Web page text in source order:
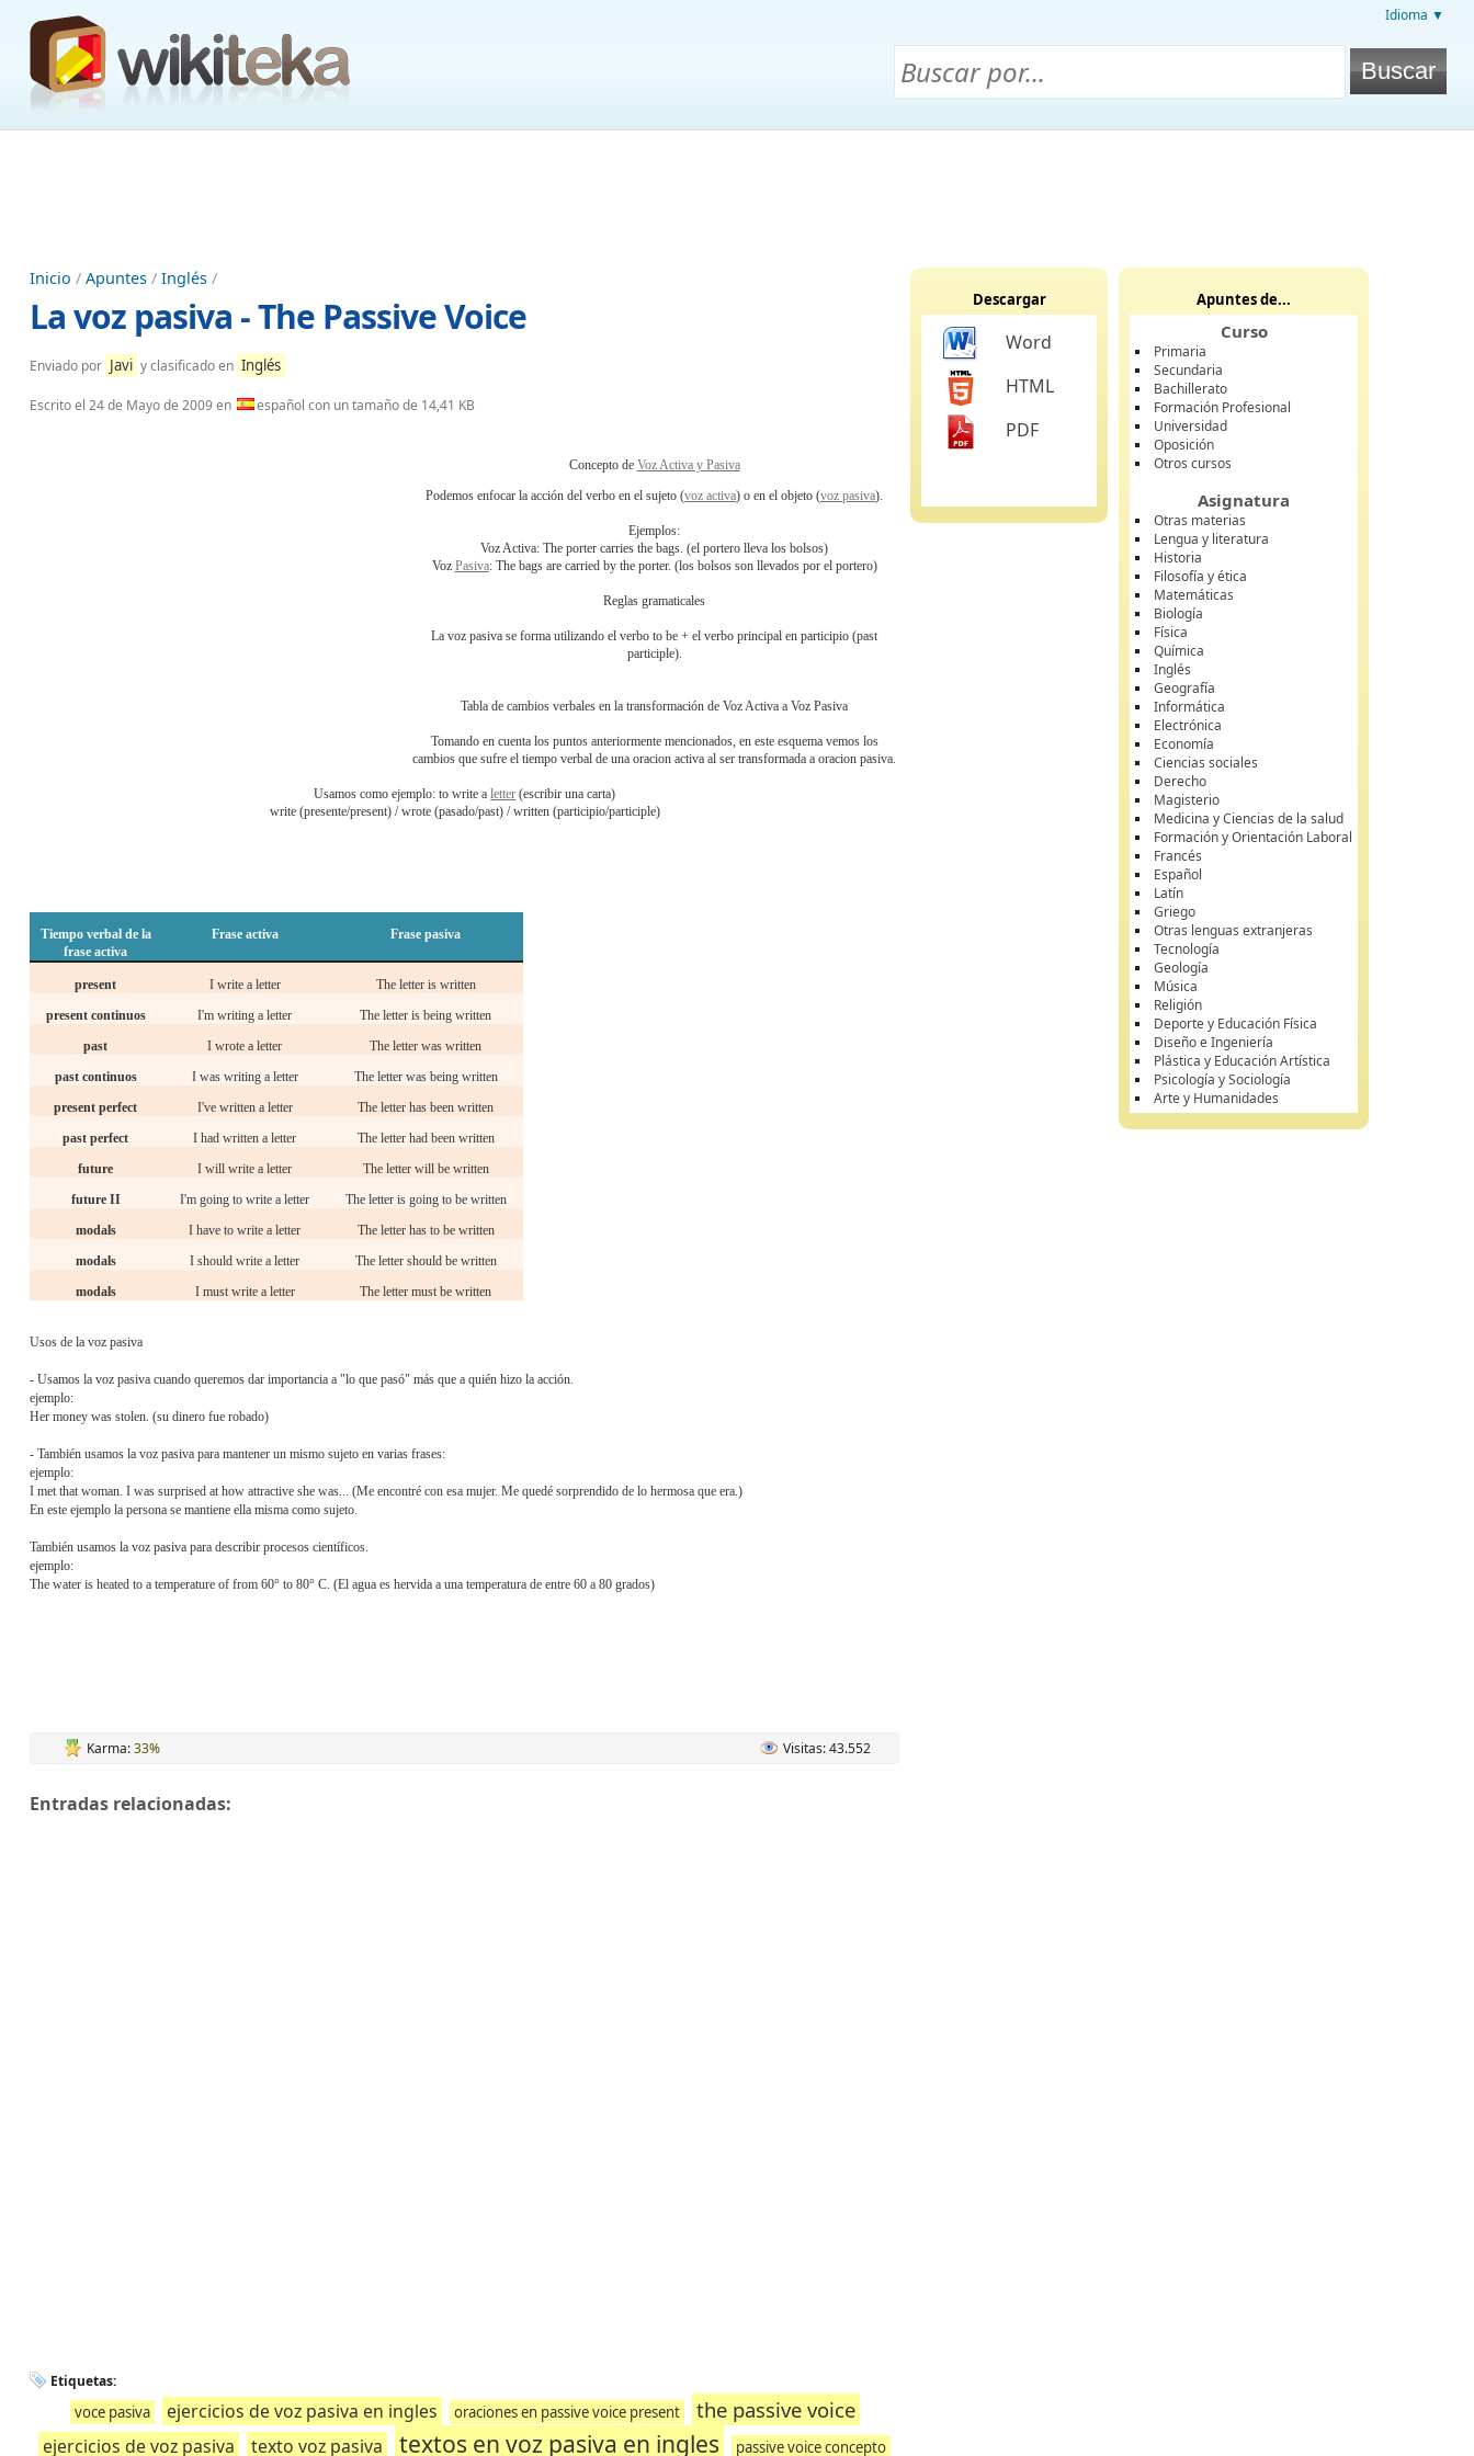
Idioma ▼
Inicio / Apuntes / Inglés /
La voz pasiva - The Passive Voice
Enviado por Javi y clasificado en Inglés
Escrito el 24 de Mayo de 2009en español con un tamaño de 14,41 KB
Concepto de Voz Activa y Pasiva
Podemos enfocar la acción del verbo en el sujeto (voz activa) o en el objeto (voz pasiva).
Ejemplos:
Voz Activa: The porter carries the bags. (el portero lleva los bolsos)
Voz Pasiva: The bags are carried by the porter. (los bolsos son llevados por el portero)
Reglas gramaticales
La voz pasiva se forma utilizando el verbo to be + el verbo principal en participio (past
participle).
Tabla de cambios verbales en la transformación de Voz Activa a Voz Pasiva
Tomando en cuenta los puntos anteriormente mencionados, en este esquema vemos los
cambios que sufre el tiempo verbal de una oracion activa al ser transformada a oracion pasiva.
Usamos como ejemplo: to write aletter (escribir una carta)
write (presente/present) / wrote (pasado/past) / written (participio/participle)
Tiempo verbal de la
frase activa
Frase activa Frase pasiva
present I write a letter
The letter is written
present continuos
I'm writing a letter
The letter is being written
past
I wrote a letter
The letter was written
past continuos
I was writing a letter
The letter was being written
present perfect
I've written a letter
The letter has been written
past perfect
I had written a letter
The letter had been written
future
I will write a letter
The letter will be written
future II
I'm going to write a letter
The letter is going to be written
modals
I have to write a letter
The letter has to be written
modals
I should write a letter
The letter should be written
modals
I must write a letter The letter must be written
Usos de la voz pasiva
- Usamos la voz pasiva cuando queremos dar importancia a "lo que pasó" más que a quién hizo la acción.
ejemplo:
Her money was stolen. (su dinero fue robado)
- También usamos la voz pasiva para mantener un mismo sujeto en varias frases:
ejemplo:
I met that woman. I was surprised at how attractive she was... (Me encontré con esa mujer. Me quedé sorprendido de lo hermosa que era.)
En este ejemplo la persona se mantiene ella misma como sujeto.
También usamos la voz pasiva para describir procesos científicos.
ejemplo:
The water is heated to a temperature of from 60° to 80° C. (El agua es hervida a una temperatura de entre 60 a 80 grados)
Karma:33% Visitas: 43.552
Entradas relacionadas:
Etiquetas:
voce pasiva ejercicios de voz pasiva en ingles oraciones en passive voice present the passive voice
ejercicios de voz pasiva texto voz pasiva textos en voz pasiva en ingles passive voice concepto
Descargar
Word
HTML
PDF
Apuntes de...
Curso
Primaria
Secundaria
Bachillerato
Formación Profesional
Universidad
Oposición
Otros cursos
Asignatura
Otras materias
Lengua y literatura
Historia
Filosofía y ética
Matemáticas
Biología
Física
Química
Inglés
Geografía
Informática
Electrónica
Economía
Ciencias sociales
Derecho
Magisterio
Medicina y Ciencias de la salud
Formación y Orientación Laboral
Francés
Español
Latín
Griego
Otras lenguas extranjeras
Tecnología
Geología
Música
Religión
Deporte y Educación Física
Diseño e Ingeniería
Plástica y Educación Artística
Psicología y Sociología
Arte y Humanidades